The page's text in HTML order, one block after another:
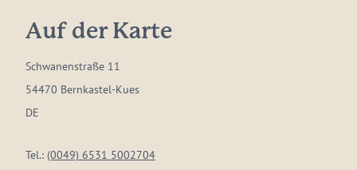
Auf der Karte
Schwanenstraße 11
54470 Bernkastel-Kues
DE
Tel.: (0049) 6531 5002704